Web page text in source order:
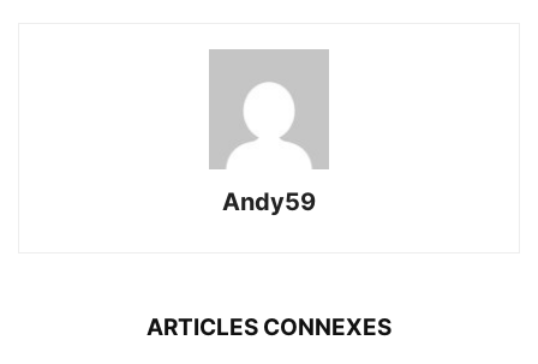
Andy59
ARTICLES CONNEXES